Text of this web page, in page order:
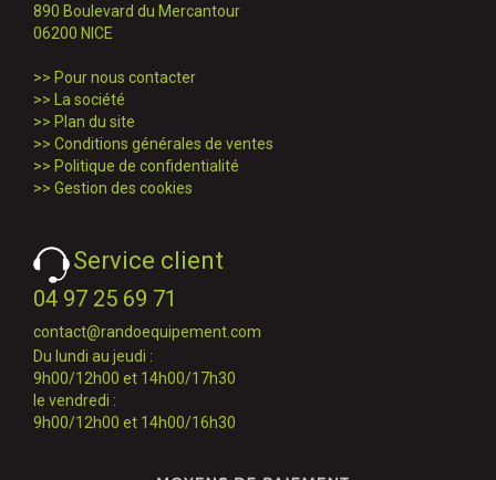
890 Boulevard du Mercantour
06200 NICE
>> Pour nous contacter
>>
La société
>> Plan du site
>> Conditions générales de ventes
>> Politique de confidentialité
>> Gestion des cookies
Service client
04 97 25 69 71
contact@randoequipement.com
Du lundi au jeudi :
9h00/12h00 et 14h00/17h30
le vendredi :
9h00/12h00 et 14h00/16h30